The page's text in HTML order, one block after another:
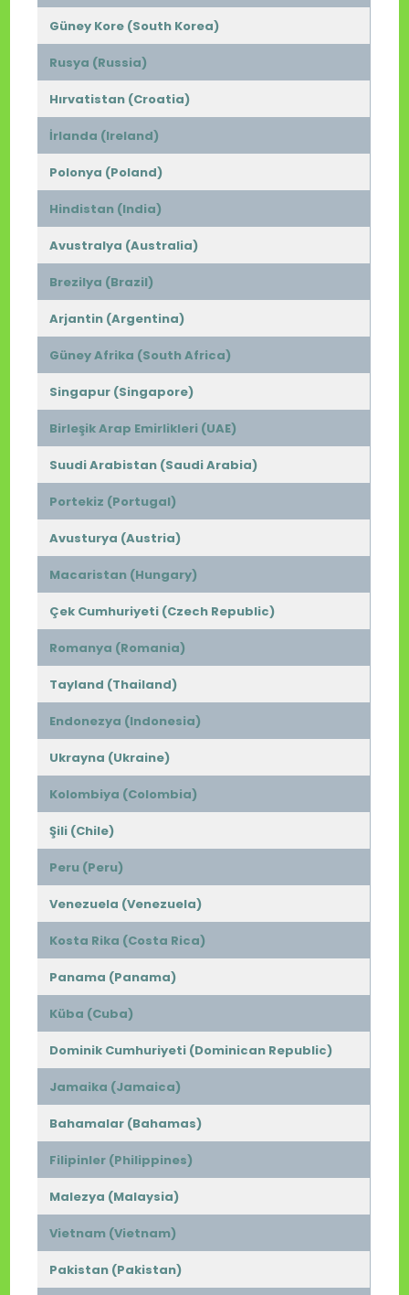
Güney Kore (South Korea)
Rusya (Russia)
Hırvatistan (Croatia)
İrlanda (Ireland)
Polonya (Poland)
Hindistan (India)
Avustralya (Australia)
Brezilya (Brazil)
Arjantin (Argentina)
Güney Afrika (South Africa)
Singapur (Singapore)
Birleşik Arap Emirlikleri (UAE)
Suudi Arabistan (Saudi Arabia)
Portekiz (Portugal)
Avusturya (Austria)
Macaristan (Hungary)
Çek Cumhuriyeti (Czech Republic)
Romanya (Romania)
Tayland (Thailand)
Endonezya (Indonesia)
Ukrayna (Ukraine)
Kolombiya (Colombia)
Şili (Chile)
Peru (Peru)
Venezuela (Venezuela)
Kosta Rika (Costa Rica)
Panama (Panama)
Küba (Cuba)
Dominik Cumhuriyeti (Dominican Republic)
Jamaika (Jamaica)
Bahamalar (Bahamas)
Filipinler (Philippines)
Malezya (Malaysia)
Vietnam (Vietnam)
Pakistan (Pakistan)